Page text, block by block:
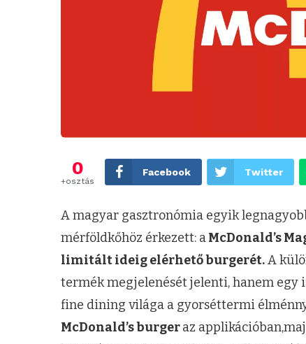
0
+osztás
Facebook Twitter
A magyar gasztronómia egyik
mérföldkőhöz érkezett: aMcDonald’s
limitált ideig elérhető burgerét.A
termék megjelenését jelenti, hanem egy
fine dining világa a gyorséttermi
McDonald’s burgeraz